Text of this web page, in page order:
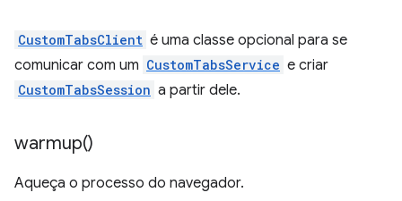
CustomTabsClient é uma classe opcional para se
comunicar com um CustomTabsService e criar
CustomTabsSession a partir dele.
warmup()
Aqueça o processo do navegador.